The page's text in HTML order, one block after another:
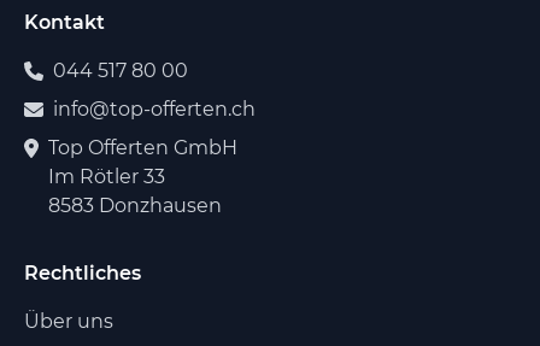
Kontakt
044 517 80 00
info@top-offerten.ch
Top Offerten GmbH
Im Rötler 33
8583 Donzhausen
Rechtliches
Über uns